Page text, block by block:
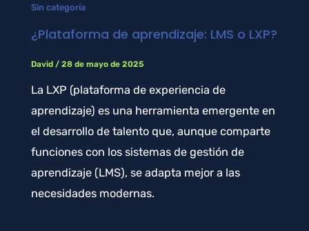
Sin categoría
¿Plataforma de aprendizaje: LMS o LXP?
David / 28 de mayo de 2025
La LXP (plataforma de experiencia de
aprendizaje) es una herramienta emergente en
el desarrollo de talento que, aunque comparte
funciones con los sistemas de gestión de
aprendizaje (LMS), se adapta mejor a las
necesidades modernas.